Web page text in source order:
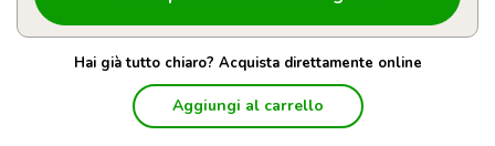
Hai già tutto chiaro? Acquista direttamente online
Aggiungi al carrello